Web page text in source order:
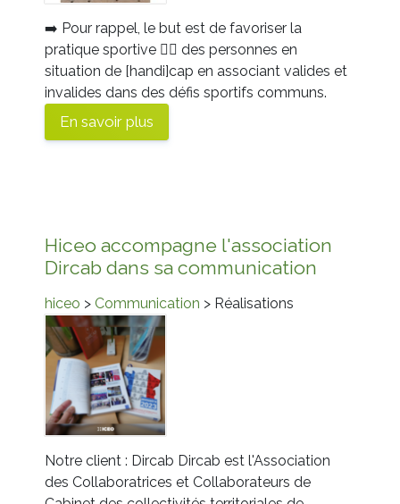
➡️ Pour rappel, le but est de favoriser la
pratique sportive 🚴‍♂️ des personnes en
situation de [handi]cap en associant valides et
invalides dans des défis sportifs communs.
En savoir plus
Hiceo accompagne l'association
Dircab dans sa communication
hiceo > Communication > Réalisations
Notre client : Dircab Dircab est l'Association
des Collaboratrices et Collaborateurs de